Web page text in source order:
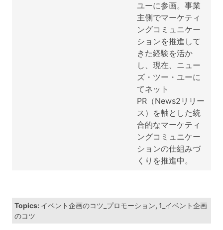
ユーに参画。事業
主側でマーケティ
ングコミュニケー
ションを推進して
きた経験を活か
し、現在、ニュー
ズ・ツー・ユーに
てネット
PR（News2リリー
ス）を軸とした統
合的なマーケティ
ングコミュニケー
ションの仕組みづ
くりを推進中。
Topics: イベント企画のコツ_プロモーション, 1_イベント企画
のコツ